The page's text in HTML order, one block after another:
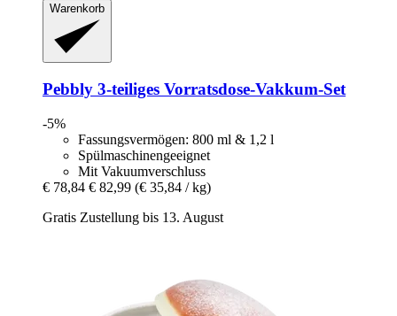
Warenkorb
Pebbly 3-​teiliges Vorratsdose-​Vakkum-​Set
-5%
Fassungsvermögen: 800 ml & 1,2 l
Spülmaschinengeeignet
Mit Vakuumverschluss
€ 78,84 € 82,99 (€ 35,84 / kg)
Gratis Zustellung bis 13. August